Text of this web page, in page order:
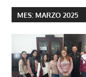
Ayuntamiento
de
(Sevilla)
MES: MARZO 2025